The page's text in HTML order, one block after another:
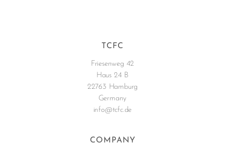
TCFC
Friesenweg 42
Haus 24 B
22763 Hamburg
Germany
info@tcfc.de
COMPANY